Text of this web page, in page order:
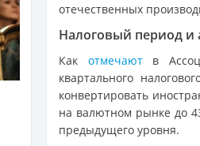
отечественных
Налоговый период и
Как отмечают в
квартального
конвертировать
на валютном рынке до
предыдущего уровня.